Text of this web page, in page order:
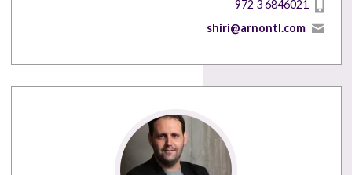
972 3 6846021
shiri@arnontl.com